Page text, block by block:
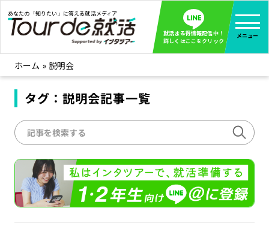
あなたの「知りたい」に答える就活メディア
就活まる得情報配信中！
詳しくはここをクリック
メニュー
就活ノウハウ 全て見る
企業まる見え！特捜部
みんなが知らない企業の裏側を徹底調査！
インタツアー活動レポ 全て見る
インタツアーを使ってどうだった？OBOG成功談
社会人インタビュー 全て見る
社会人になった今、就活を振り返ってみた
学生就活ブログ 全て見る
ホーム » 説明会
タグ：説明会記事一覧